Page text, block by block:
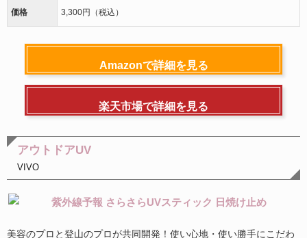
価格 3,300円（税込）
Amazonで詳細を見る
楽天市場で詳細を見る
アウトドアUV
VIVO
美容のプロと登山のプロが共同開発！使い心地・使い勝手にこだわ